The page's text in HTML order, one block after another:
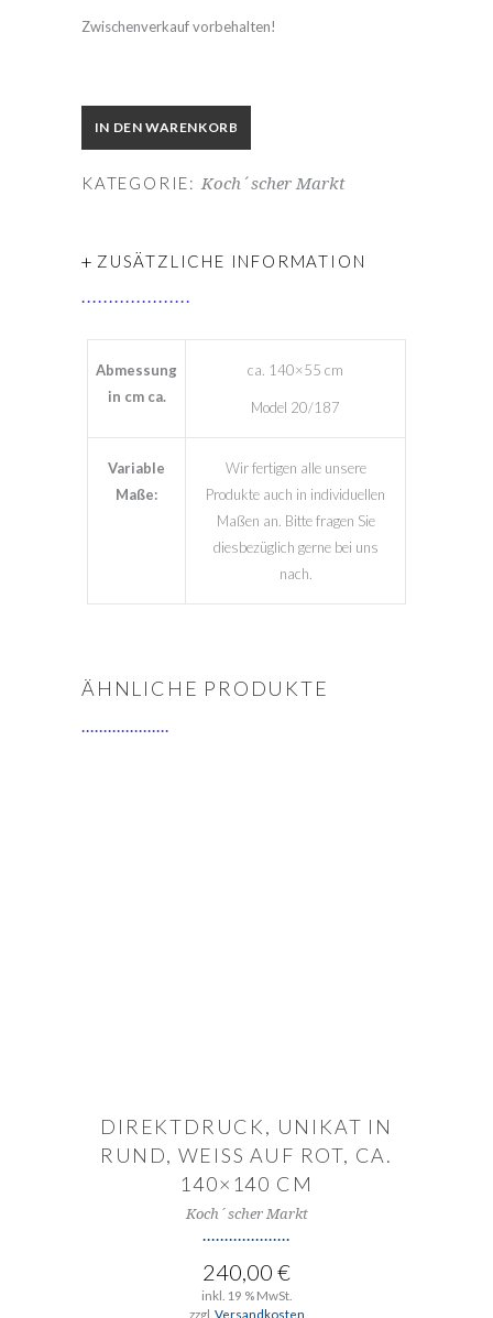
Zwischenverkauf vorbehalten!
IN DEN WARENKORB
KATEGORIE: Koch´scher Markt
+ ZUSÄTZLICHE INFORMATION
Abmessung
in cm ca.
ca. 140×55 cm
Model 20/187
Variable
Maße:
Wir fertigen alle unsere
Produkte auch in individuellen
Maßen an. Bitte fragen Sie
diesbezüglich gerne bei uns
nach.
ÄHNLICHE PRODUKTE
DIREKTDRUCK, UNIKAT IN
RUND, WEISS AUF ROT, CA.
140×140 CM
Koch´scher Markt
240,00 €
inkl. 19 % MwSt.
zzgl. Versandkosten